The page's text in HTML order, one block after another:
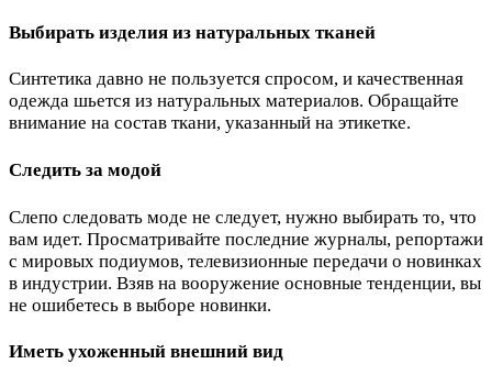
Выбирать изделия из натуральных тканей
Синтетика давно не пользуется спросом, и качественная
одежда шьется из натуральных материалов. Обращайте
внимание на состав ткани, указанный на этикетке.
Следить за модой
Слепо следовать моде не следует, нужно выбирать то, что
вам идет. Просматривайте последние журналы, репортажи
с мировых подиумов, телевизионные передачи о новинках
в индустрии. Взяв на вооружение основные тенденции, вы
не ошибетесь в выборе новинки.
Иметь ухоженный внешний вид